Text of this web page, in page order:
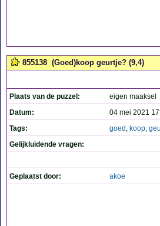
855138 (Goed)koop geurtje? (9,4)
Plaats van de puzzel:
eigen maaksel
Datum:
04 mei 2021
Tags:
goed , koop,
Gelijkluidende vragen:
Geplaatst door: akoe